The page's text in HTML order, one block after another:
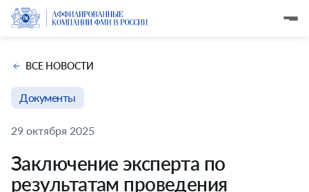
ВСЕ НОВОСТИ
Документы
29 октября 2025
Заключение эксперта по
результатам проведения